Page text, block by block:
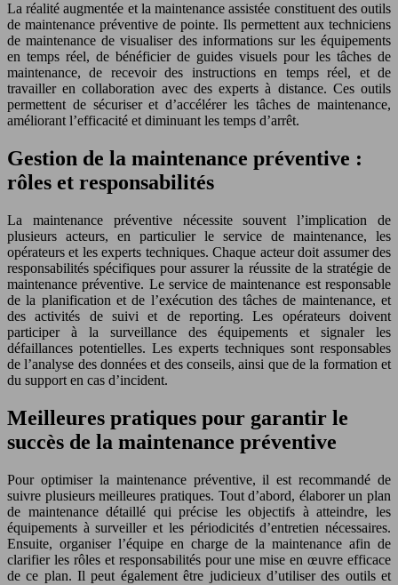
La réalité augmentée et la maintenance assistée constituent des outils
de maintenance préventive de pointe. Ils permettent aux techniciens
de maintenance de visualiser des informations sur les équipements
en temps réel, de bénéficier de guides visuels pour les tâches de
maintenance, de recevoir des instructions en temps réel, et de
travailler en collaboration avec des experts à distance. Ces outils
permettent de sécuriser et d’accélérer les tâches de maintenance,
améliorant l’efficacité et diminuant les temps d’arrêt.
Gestion de la maintenance préventive :
rôles et responsabilités
La maintenance préventive nécessite souvent l’implication de
plusieurs acteurs, en particulier le service de maintenance, les
opérateurs et les experts techniques. Chaque acteur doit assumer des
responsabilités spécifiques pour assurer la réussite de la stratégie de
maintenance préventive. Le service de maintenance est responsable
de la planification et de l’exécution des tâches de maintenance, et
des activités de suivi et de reporting. Les opérateurs doivent
participer à la surveillance des équipements et signaler les
défaillances potentielles. Les experts techniques sont responsables
de l’analyse des données et des conseils, ainsi que de la formation et
du support en cas d’incident.
Meilleures pratiques pour garantir le
succès de la maintenance préventive
Pour optimiser la maintenance préventive, il est recommandé de
suivre plusieurs meilleures pratiques. Tout d’abord, élaborer un plan
de maintenance détaillé qui précise les objectifs à atteindre, les
équipements à surveiller et les périodicités d’entretien nécessaires.
Ensuite, organiser l’équipe en charge de la maintenance afin de
clarifier les rôles et responsabilités pour une mise en œuvre efficace
de ce plan. Il peut également être judicieux d’utiliser des outils et